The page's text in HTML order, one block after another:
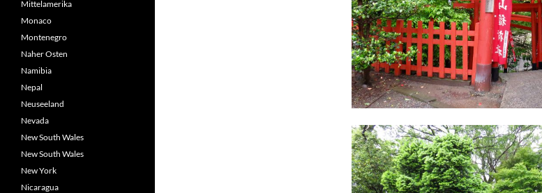
Mittelamerika
Monaco
Montenegro
Naher Osten
Namibia
Nepal
Neuseeland
Nevada
New South Wales
New South Wales
New York
Nicaragua